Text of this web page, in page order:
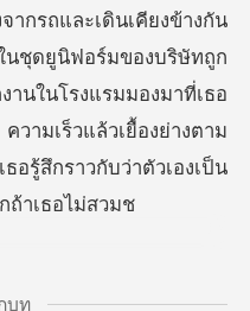
ดยูนิฟอร์มของบริษัทถูก
ในโรงแรมมองมาที่เธอ
ความ
บท